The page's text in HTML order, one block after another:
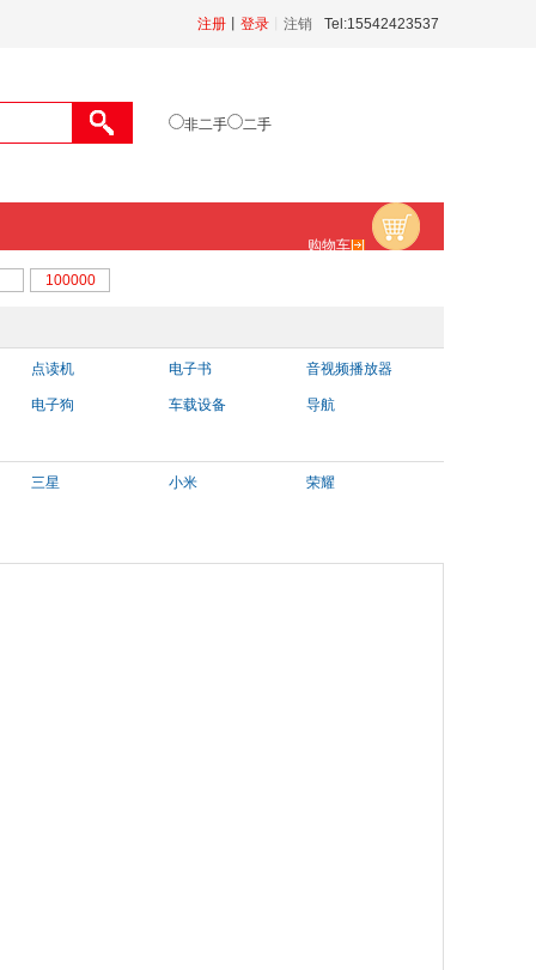
Tel:15542423537
注销
注册 登录
非二手 二手
购物车
点读机 电子书 音视频播放器
电子狗 车载设备 导航
三星 小米 荣耀